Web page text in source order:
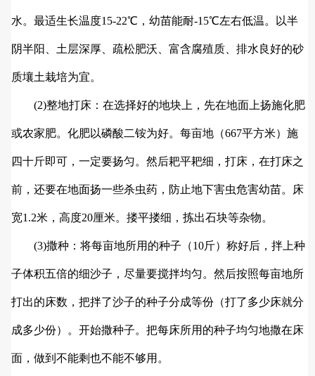
水。最适生长温度15-22℃，幼苗能耐-15℃左右低温。以半
阴半阳、土层深厚、疏松肥沃、富含腐殖质、排水良好的砂
质壤土栽培为宜。
(2)整地打床：在选择好的地块上，先在地面上扬施化肥
或农家肥。化肥以磷酸二铵为好。每亩地（667平方米）施
四十斤即可，一定要扬匀。然后耙平耙细，打床，在打床之
前，还要在地面扬一些杀虫药，防止地下害虫危害幼苗。床
宽1.2米，高度20厘米。搂平搂细，拣出石块等杂物。
(3)撒种：将每亩地所用的种子（10斤）称好后，拌上种
子体积五倍的细沙子，尽量要搅拌均匀。然后按照每亩地所
打出的床数，把拌了沙子的种子分成等份（打了多少床就分
成多少份）。开始撒种子。把每床所用的种子均匀地撒在床
面，做到不能剩也不能不够用。